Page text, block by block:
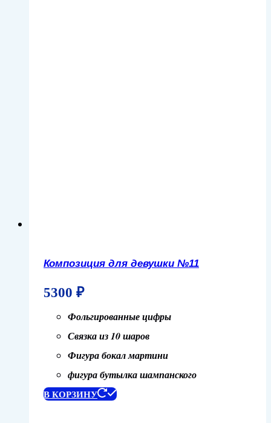
Композиция для девушки №11
5300 ₽
Фольгированные цифры
Связка из 10 шаров
Фигура бокал мартини
фигура бутылка шампанского
В КОРЗИНУ